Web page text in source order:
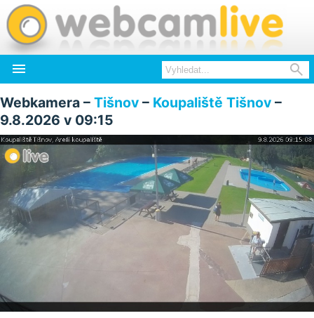
 
Webkamera – Tišnov – Koupaliště Tišnov –
9.8.2026 v 09:15